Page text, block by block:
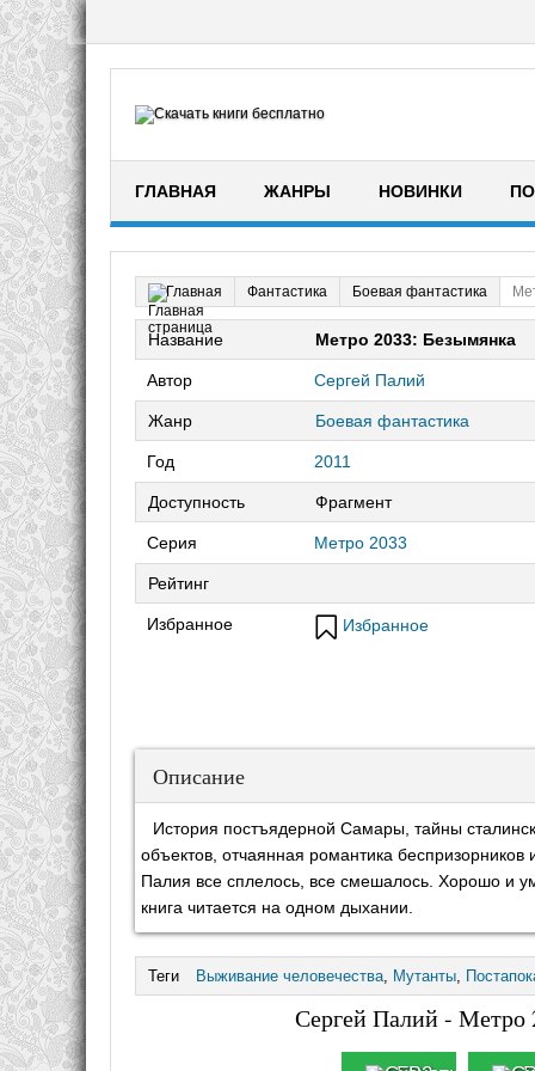
ГЛАВНАЯ ЖАНРЫ НОВИНКИ
Главная Фантастика Боевая фантастика
Название Метро 2033: Безымянка
Автор Сергей Палий
Жанр Боевая фантастика
Год 2011
Доступность Фрагмент
Серия Метро 2033
Рейтинг
Избранное Избранное
Описание
История постъядерной Самары, тайны
объектов, отчаянная романтика
Палия все сплелось, все смешалось. Хорошо и
книга читается на одном дыхании.
Теги Выживание человечества Мутанты
Сергей Палий - Метро